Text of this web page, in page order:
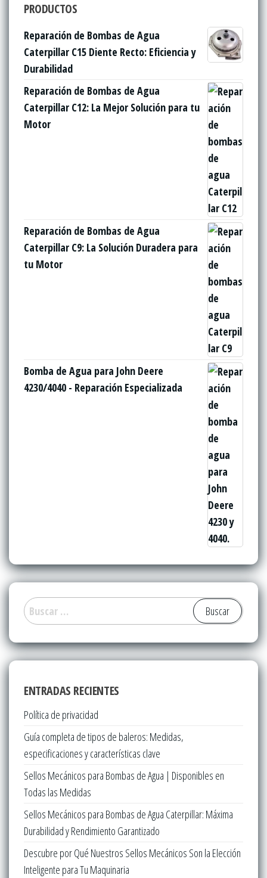
PRODUCTOS
Reparación de Bombas de Agua
Caterpillar C15 Diente Recto: Eficiencia y
Durabilidad
Reparación de Bombas de Agua
Caterpillar C12: La Mejor Solución para tu
Motor
Reparación de Bombas de Agua
Caterpillar C9: La Solución Duradera para
tu Motor
Bomba de Agua para John Deere
4230/4040 - Reparación Especializada
Buscar:
ENTRADAS RECIENTES
Política de privacidad
Guía completa de tipos de baleros: Medidas,
especificaciones y características clave
Sellos Mecánicos para Bombas de Agua | Disponibles en
Todas las Medidas
Sellos Mecánicos para Bombas de Agua Caterpillar: Máxima
Durabilidad y Rendimiento Garantizado
Descubre por Qué Nuestros Sellos Mecánicos Son la Elección
Inteligente para Tu Maquinaria